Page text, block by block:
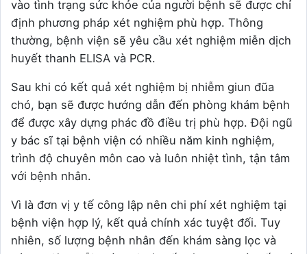
vào tình trạng sức khỏe của người bệnh sẽ được chỉ
định phương pháp xét nghiệm phù hợp. Thông
thường, bệnh viện sẽ yêu cầu xét nghiệm miễn dịch
huyết thanh ELISA và PCR.
Sau khi có kết quả xét nghiệm bị nhiễm giun đũa
chó, bạn sẽ được hướng dẫn đến phòng khám bệnh
để được xây dựng phác đồ điều trị phù hợp. Đội ngũ
y bác sĩ tại bệnh viện có nhiều năm kinh nghiệm,
trình độ chuyên môn cao và luôn nhiệt tình, tận tâm
với bệnh nhân.
Vì là đơn vị y tế công lập nên chi phí xét nghiệm tại
bệnh viện hợp lý, kết quả chính xác tuyệt đối. Tuy
nhiên, số lượng bệnh nhân đến khám sàng lọc và